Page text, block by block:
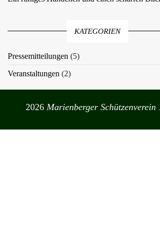
KATEGORIEN
Pressemitteilungen (5)
Veranstaltungen (2)
2026 Marienberger Schützenverein